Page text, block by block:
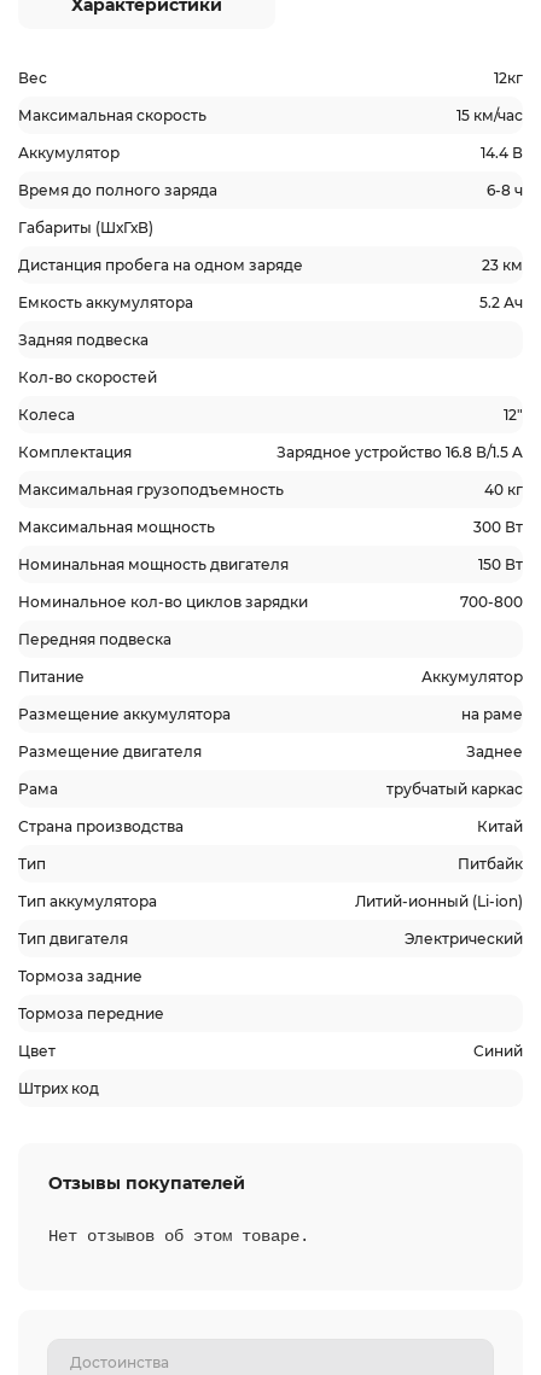
Характеристики
Вес 12кг
Максимальная скорость 15 км/час
Аккумулятор 14.4 В
Время до полного заряда 6-8 ч
Габариты (ШхГхВ)
Дистанция пробега на одном заряде 23 км
Емкость аккумулятора 5.2 Ач
Задняя подвеска
Кол-во скоростей
Колеса 12"
Комплектация Зарядное устройство 16.8 В/1.5 A
Максимальная грузоподъемность 40 кг
Максимальная мощность 300 Вт
Номинальная мощность двигателя 150 Вт
Номинальное кол-во циклов зарядки 700-800
Передняя подвеска
Питание Аккумулятор
Размещение аккумулятора на раме
Размещение двигателя Заднее
Рама трубчатый каркас
Страна производства Китай
Тип Питбайк
Тип аккумулятора Литий-ионный (Li-ion)
Тип двигателя Электрический
Тормоза задние
Тормоза передние
Цвет Синий
Штрих код
Отзывы покупателей
Нет отзывов об этом товаре.